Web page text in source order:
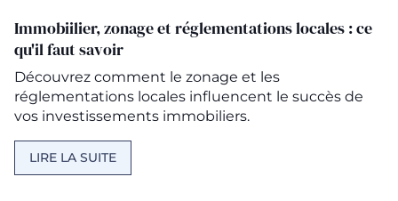
Immobiilier, zonage et réglementations locales : ce
qu'il faut savoir
Découvrez comment le zonage et les
réglementations locales influencent le succès de
vos investissements immobiliers.
LIRE LA SUITE